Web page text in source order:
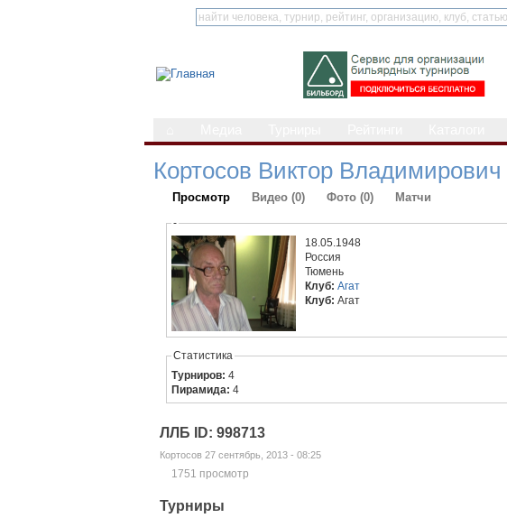
Кортосов Виктор Владимирович
Просмотр Видео (0) Фото (0) Матчи
-
18.05.1948
Россия
Тюмень
Клуб:Агат
Клуб:Агат
Статистика
Турниров:4
Пирамида:4
ЛЛБ ID: 998713
Кортосов 27 сентябрь, 2013 - 08:25
1751 просмотр
Турниры